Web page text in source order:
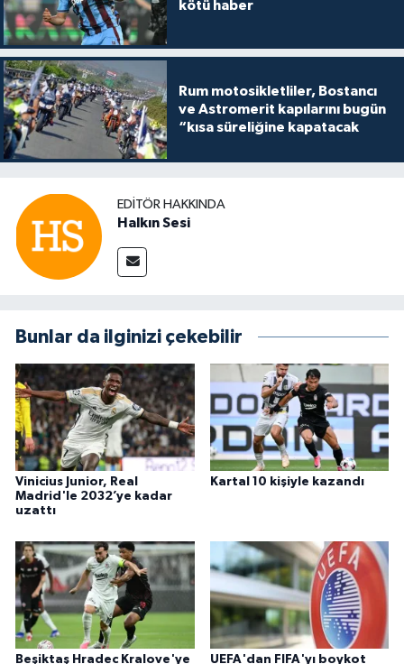
kötü haber
Rum motosikletliler, Bostancı
ve Astromerit kapılarını bugün
“kısa süreliğine kapatacak
EDITÖR HAKKINDA
Halkın Sesi
Bunlar da ilginizi çekebilir
Vinicius Junior, Real
Madrid'le 2032’ye kadar
uzattı
Kartal 10 kişiyle kazandı
Beşiktaş Hradec Kralove'ye
UEFA'dan FIFA'yı boykot